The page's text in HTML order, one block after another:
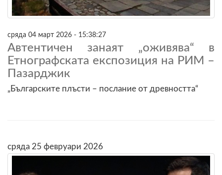
сряда 04 март 2026 - 15:38:27
Автентичен занаят „оживява“ в
Етнографската експозиция на РИМ –
Пазарджик
„Българските плъсти – послание от древността“
сряда 25 февруари 2026